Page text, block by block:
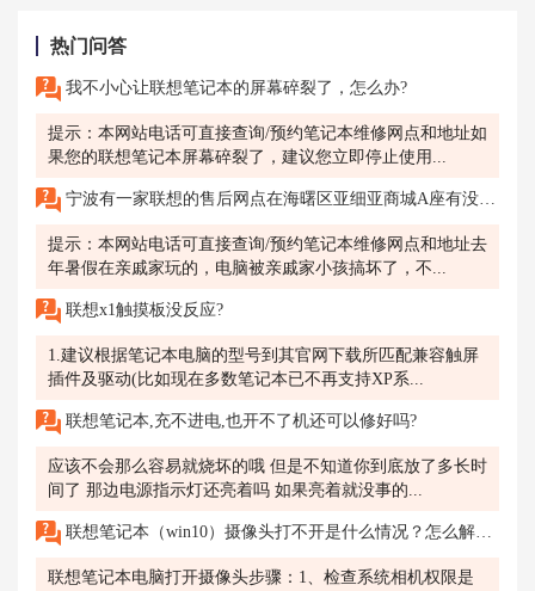
热门问答
我不小心让联想笔记本的屏幕碎裂了，怎么办?
提示：本网站电话可直接查询/预约笔记本维修网点和地址如
果您的联想笔记本屏幕碎裂了，建议您立即停止使用...
宁波有一家联想的售后网点在海曙区亚细亚商城A座有没有去过的人知道怎么样吗？我的联想笔记本电脑蓝屏不知道什么原因想去检测一下。
提示：本网站电话可直接查询/预约笔记本维修网点和地址去
年暑假在亲戚家玩的，电脑被亲戚家小孩搞坏了，不...
联想x1触摸板没反应?
1.建议根据笔记本电脑的型号到其官网下载所匹配兼容触屏
插件及驱动(比如现在多数笔记本已不再支持XP系...
联想笔记本,充不进电,也开不了机还可以修好吗?
应该不会那么容易就烧坏的哦 但是不知道你到底放了多长时
间了 那边电源指示灯还亮着吗 如果亮着就没事的...
联想笔记本（win10）摄像头打不开是什么情况？怎么解决？
联想笔记本电脑打开摄像头步骤：1、检查系统相机权限是